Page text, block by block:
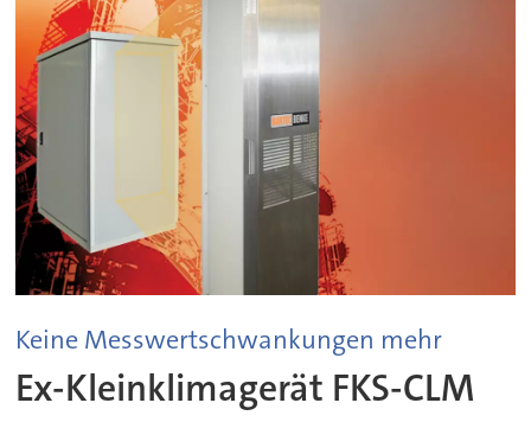
Keine Messwertschwankungen mehr
Ex-Kleinklimagerät FKS-CLM